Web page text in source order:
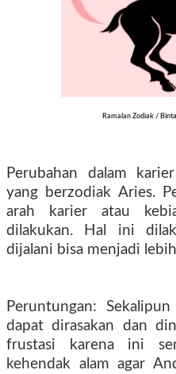
Ramalan Zodiak/
Perubahan dalam
yang berzodiak Aries.
arah karier atau
dilakukan. Hal ini
dijalani bisa menjadi
Peruntungan:
dapat dirasakan dan
frustasi karena ini
kehendak alam agar